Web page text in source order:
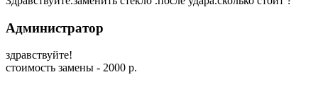
Администратор
здравствуйте!
стоимость замены - 2000 р.